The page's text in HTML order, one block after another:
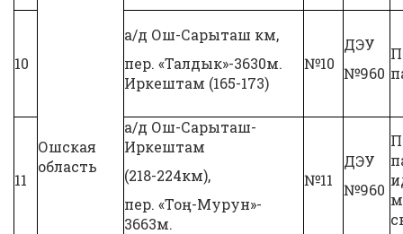
Ошская
область
10
а/д Ош-Сарыташ км,
пер. «Талдык»-3630м.
Иркештам (165-173)
№10
ДЭУ
№960
11
а/д Ош-Сарыташ-
Иркештам
(218-224км),
пер. «Тоң-Мурун»-
3663м.
№11
ДЭУ
№960